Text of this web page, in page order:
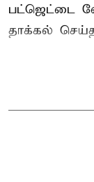
பட்ஜெட்டை
தாக்கல்